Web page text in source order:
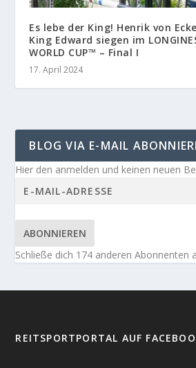
Es lebe der King! Henrik von
King Edward siegen im
WORLD CUP™ – Final I
17. April 2024
BLOG VIA E-MAIL
Hier den anmelden und keinen neuen
ABONNIEREN
Schließe dich 174 anderen Abonnenten
REITSPORTPORTAL AUF